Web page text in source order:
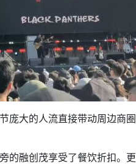
大的人流直接带动周边商
融创茂享受了餐饮折扣。